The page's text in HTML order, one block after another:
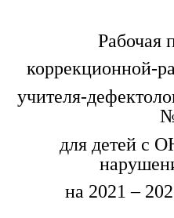
Рабочая
коррекционной-
учителя-
для детей с
на 2021 –